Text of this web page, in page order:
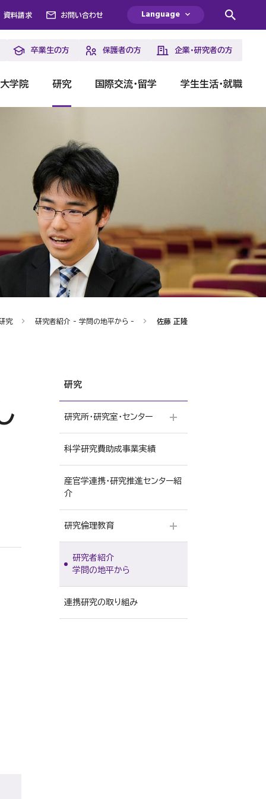
資料請求 お問い合わせ Language
卒業生の方 保護者の方 企業・研究者の方
大学院 研究 国際交流・留学 学生生活・就職
究 研究者紹介 - 学問の地平から - 佐藤 正隆
研究
研究所・研究室・センター
Musashino University
Creating Happiness
Incubation（武蔵野大学し
あわせ研究所）
日本文学研究所
科学研究費助成事業実績
産官学連携・研究推進センター紹
介
研究倫理教育
公的研究費の適正使用
の対応
研究機関の管理・監査
研究者紹介
学問の地平から
連携研究の取り組み